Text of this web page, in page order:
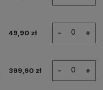
49,90 zł - +
399,90 zł - +